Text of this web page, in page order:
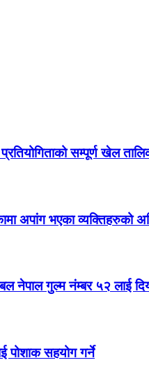
सम्पूर्ण खेल
अपांग भएका
नेपाल गुल्म नंम्बर ५२ लाई
पोशाक सहयोग गर्ने